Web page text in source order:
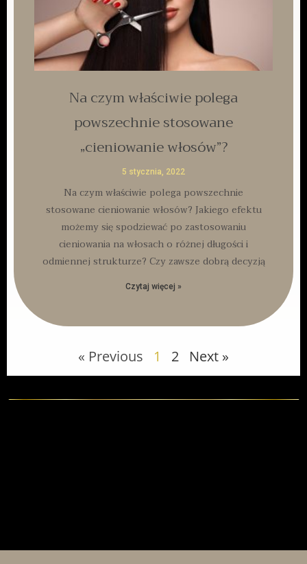
Na czym właściwie polega
powszechnie stosowane
„cieniowanie włosów”?
5 stycznia, 2022
Na czym właściwie polega powszechnie
stosowane cieniowanie włosów? Jakiego efektu
możemy się spodziewać po zastosowaniu
cieniowania na włosach o różnej długości i
odmiennej strukturze? Czy zawsze dobrą decyzją
Czytaj więcej »
« Previous 1 2 Next »